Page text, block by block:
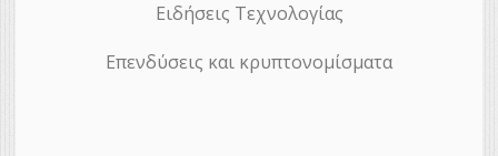
Ειδήσεις Τεχνολογίας
Επενδύσεις και κρυπτονομίσματα